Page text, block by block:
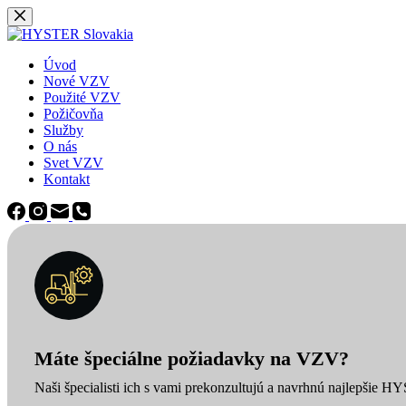
Späť
na
Úvod
Nové VZV
Použité VZV
Požičovňa
Služby
O nás
Svet VZV
Kontakt
Máte špeciálne požiadavky na VZV?
Naši špecialisti ich s vami prekonzultujú a navrhnú najlepšie